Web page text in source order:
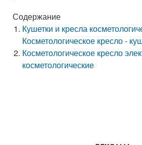
Содержание
Кушетки и кресла
Косметологическое кресло -
Косметологическое кресло
косметологические